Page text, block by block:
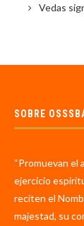
Vedas
SOBRE
“Promuevan el
ejercicio
reciten el
majestad, su